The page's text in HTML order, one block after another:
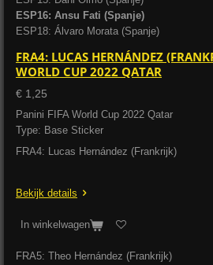
ESP16: Ansu Fati (Spanje)
ESP18: Álvaro Morata (Spanje)
FRA4: LUCAS HERNÁNDEZ
WORLD CUP 2022 QATAR
€ 1,25
Panini FIFA World Cup 2022 Qatar
Type: Base Sticker
FRA4: Lucas Hernández (Frankrijk)
Bekijk details
In winkelwagen
FRA5: Theo Hernández (Frankrijk)